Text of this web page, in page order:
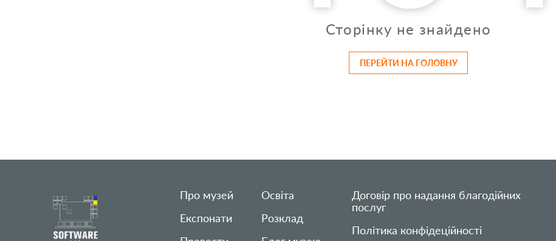
Сторінку не знайдено
ПЕРЕЙТИ НА ГОЛОВНУ
Про музей
Експонати
Освіта
Розклад
Договір про надання благодійних
послуг
Політика конфідеційності